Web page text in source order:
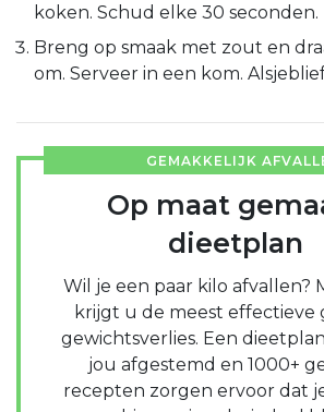
koken. Schud elke 30 seconden.
Breng op smaak met zout en
om. Serveer in een kom.
GEMAKKELIJK
Op maat
dieetplan
Wil je een paar kilo afvallen?
krijgt u de meest effectieve
gewichtsverlies. Een
jou afgestemd en 1000+
recepten zorgen ervoor dat